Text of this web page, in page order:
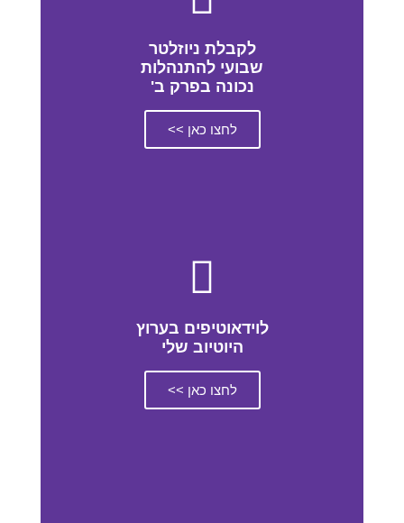
לקבלת ניוזלטר
שבועי להתנהלות
נכונה בפרק ב'
לחצו כאן >>
לוידאוטיפים בערוץ
היוטיוב שלי
לחצו כאן >>